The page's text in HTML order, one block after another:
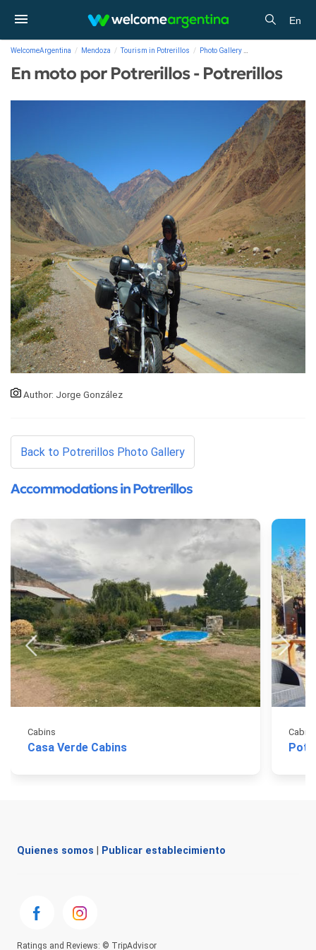
En
WelcomeArgentina Mendoza Tourism in Potrerillos Photo Gallery
En moto por Potrerillos - Potrerillos
Author: Jorge González
Back to Potrerillos Photo Gallery
Accommodations in Potrerillos
Cabins
Casa Verde Cabins
Cabins
Quienes somos Publicar establecimiento
Ratings and Reviews: © TripAdvisor